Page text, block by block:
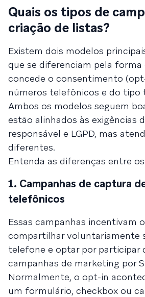
Quais os tipos de
criação de listas?
Existem dois modelos
que se diferenciam pela
concede o consentimento
números telefônicos e do tipo
Ambos os modelos seguem
estão alinhados às exigências
responsável e LGPD, mas
diferentes.
Entenda as diferenças entre
1. Campanhas de captura
telefônicos
Essas campanhas incentivam
compartilhar voluntariamente
telefone e optar por participar
campanhas de marketing por
Normalmente, o opt-in
um formulário, checkbox ou